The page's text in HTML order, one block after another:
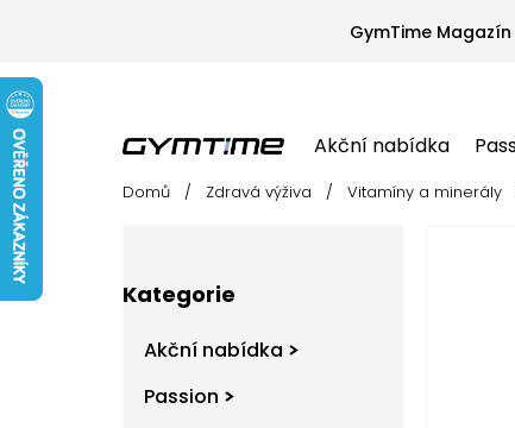
GymTime Magazín
Akční nabídka
Akční nabídka Passion Oblečení
Domů / Zdravá výživa / Vitamíny a minerály
kategorie
Kategorie
Akční nabídka
Passion